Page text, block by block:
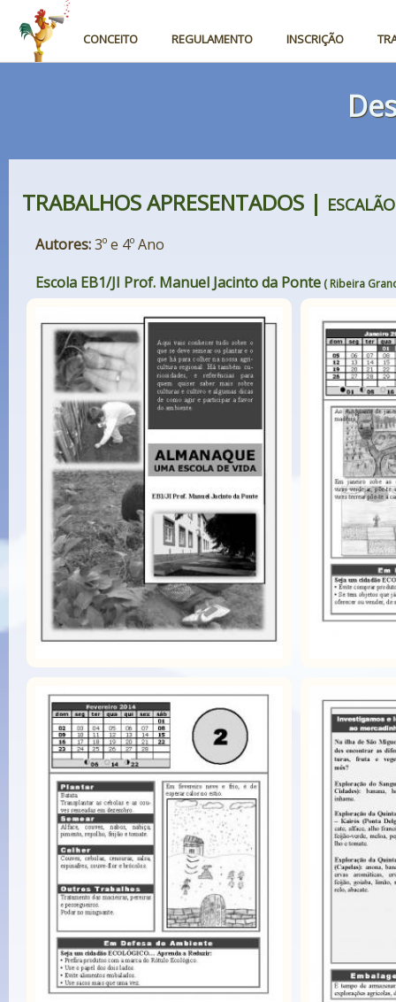
CONCEITO REGULAMENTO INSCRIÇÃO
TRABALHOS APRESENTADOS |
Autores:3º e 4º Ano
Escola EB1/JI Prof. Manuel Jacinto da Ponte ( Ribeira